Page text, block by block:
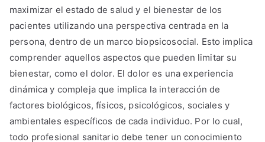
maximizar el estado de salud y el bienestar de los
pacientes utilizando una perspectiva centrada en la
persona, dentro de un marco biopsicosocial. Esto implica
comprender aquellos aspectos que pueden limitar su
bienestar, como el dolor. El dolor es una experiencia
dinámica y compleja que implica la interacción de
factores biológicos, físicos, psicológicos, sociales y
ambientales específicos de cada individuo. Por lo cual,
todo profesional sanitario debe tener un conocimiento